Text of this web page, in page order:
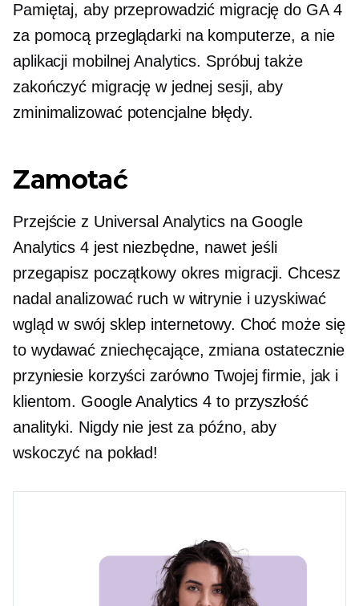
Pamiętaj, aby przeprowadzić migrację do GA 4
za pomocą przeglądarki na komputerze, a nie
aplikacji mobilnej Analytics. Spróbuj także
zakończyć migrację w jednej sesji, aby
zminimalizować potencjalne błędy.
Zamotać
Przejście z Universal Analytics na Google
Analytics 4 jest niezbędne, nawet jeśli
przegapisz początkowy okres migracji. Chcesz
nadal analizować ruch w witrynie i uzyskiwać
wgląd w swój sklep internetowy. Choć może się
to wydawać zniechęcające, zmiana ostatecznie
przyniesie korzyści zarówno Twojej firmie, jak i
klientom. Google Analytics 4 to przyszłość
analityki. Nigdy nie jest za późno, aby
wskoczyć na pokład!